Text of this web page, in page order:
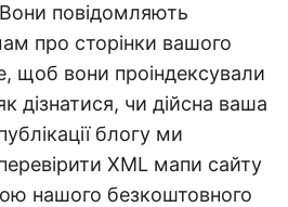
повідомляють
про сторінки вашого
щоб вони проіндексували
дізнатися, чи дійсна ваша
блогу ми
XML мапи сайту
нашого безкоштовного